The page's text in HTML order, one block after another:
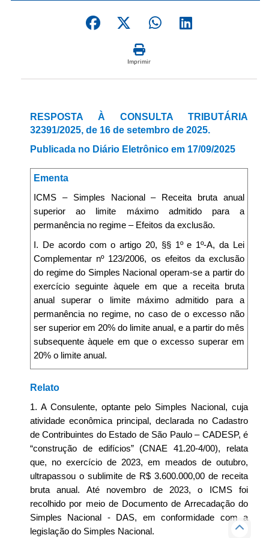
Imprimir
RESPOSTA À CONSULTA TRIBUTÁRIA
32391/2025, de 16 de setembro de 2025.
Publicada no Diário Eletrônico em 17/09/2025
Ementa
ICMS – Simples Nacional – Receita bruta anual
superior ao limite máximo admitido para a
permanência no regime – Efeitos da exclusão.
I. De acordo com o artigo 20, §§ 1º e 1º-A, da Lei
Complementar nº 123/2006, os efeitos da exclusão
do regime do Simples Nacional operam-se a partir do
exercício seguinte àquele em que a receita bruta
anual superar o limite máximo admitido para a
permanência no regime, no caso de o excesso não
ser superior em 20% do limite anual, e a partir do mês
subsequente àquele em que o excesso superar em
20% o limite anual.
Relato
1. A Consulente, optante pelo Simples Nacional, cuja
atividade econômica principal, declarada no Cadastro
de Contribuintes do Estado de São Paulo – CADESP, é
“construção de edifícios” (CNAE 41.20-4/00), relata
que, no exercício de 2023, em meados de outubro,
ultrapassou o sublimite de R$ 3.600.000,00 de receita
bruta anual. Até novembro de 2023, o ICMS foi
recolhido por meio de Documento de Arrecadação do
Simples Nacional - DAS, em conformidade com a
legislação do Simples Nacional.